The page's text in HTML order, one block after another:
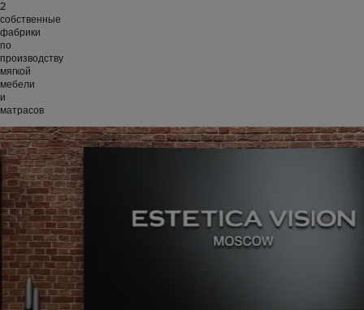
2
собственные
фабрики
по
производству
мягкой
мебели
и
матрасов